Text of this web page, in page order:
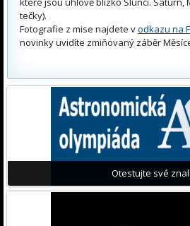
tečky).
Fotografie z mise najdete vodkazu na
novinky uvidíte zmiňovaný záběr
Otestujte své